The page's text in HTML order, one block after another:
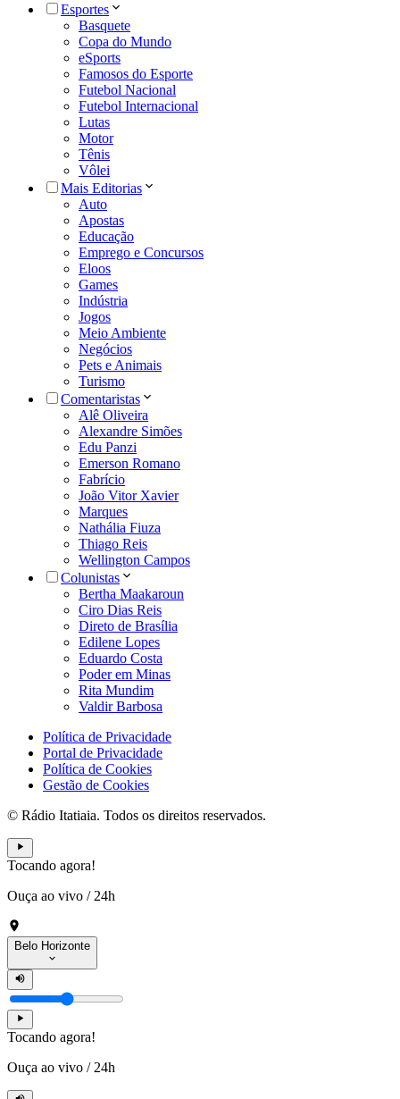
Esportes
Basquete
Copa do Mundo
eSports
Famosos do Esporte
Futebol Nacional
Futebol Internacional
Lutas
Motor
Tênis
Vôlei
Mais Editorias
Auto
Apostas
Educação
Emprego e Concursos
Eloos
Games
Indústria
Jogos
Meio Ambiente
Negócios
Pets e Animais
Turismo
Comentaristas
Alê Oliveira
Alexandre Simões
Edu Panzi
Emerson Romano
Fabrício
João Vitor Xavier
Marques
Nathália Fiuza
Thiago Reis
Wellington Campos
Colunistas
Bertha Maakaroun
Ciro Dias Reis
Direto de Brasília
Edilene Lopes
Eduardo Costa
Poder em Minas
Rita Mundim
Valdir Barbosa
Política de Privacidade
Portal de Privacidade
Política de Cookies
Gestão de Cookies
© Rádio Itatiaia. Todos os direitos reservados.
Tocando agora!
Ouça ao vivo / 24h
Belo Horizonte
Tocando agora!
Ouça ao vivo / 24h